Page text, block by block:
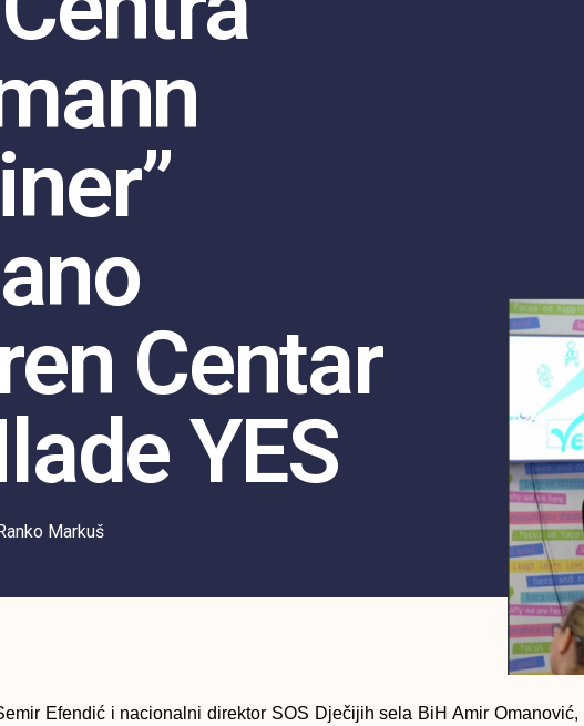
Centar
YES
Markuš
Efendić i nacionalni direktor SOS Dječijih sela BiH Amir Omanović,